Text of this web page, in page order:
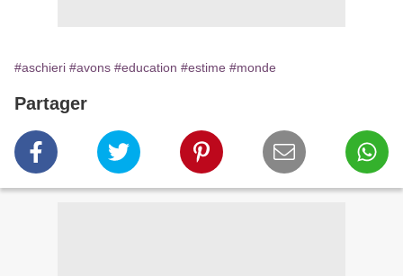
#aschieri #avons #education #estime #monde
Partager